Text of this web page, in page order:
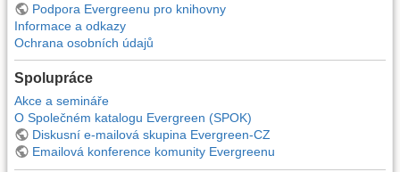
Podpora Evergreenu pro knihovny
Informace a odkazy
Ochrana osobních údajů
Spolupráce
Akce a semináře
O Společném katalogu Evergreen (SPOK)
Diskusní e-mailová skupina Evergreen-CZ
Emailová konference komunity Evergreenu